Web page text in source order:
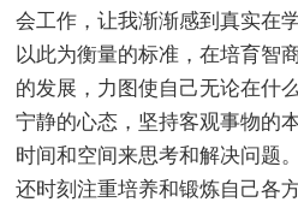
会工作，让我渐渐感到真实在
以此为衡量的标准，在培育智
的发展，力图使自己无论在什
宁静的心态，坚持客观事物的
时间和空间来思考和解决问题
还时刻注重培养和锻炼自己各